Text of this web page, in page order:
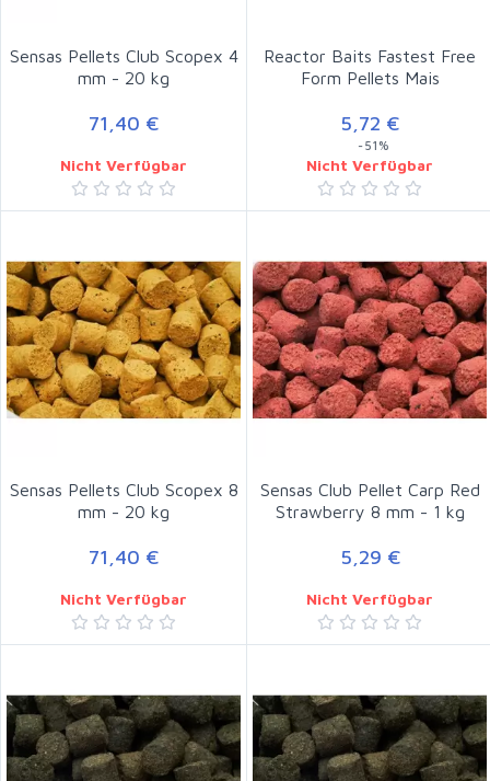
Sensas Pellets Club Scopex 4
mm - 20 kg
71,40 €
Nicht Verfügbar
Reactor Baits Fastest Free
Form Pellets Mais
5,72 €
-51%
Nicht Verfügbar
Sensas Pellets Club Scopex 8
mm - 20 kg
71,40 €
Nicht Verfügbar
Sensas Club Pellet Carp Red
Strawberry 8 mm - 1 kg
5,29 €
Nicht Verfügbar